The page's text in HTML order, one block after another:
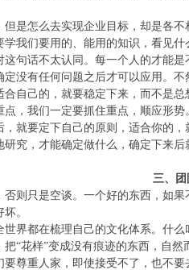
是怎么去实现企业目标，却是各
我们要用的、能用的知识，看见什
句话不太认同。每一个人的才能
没有任何问题之后才可以应用。
自己的，就要稳定下来，而不是总
，我们一定要抓住重点，顺应形
，就要定下自己的原则，适合你的
究，才能确定做什么，确定下来
三、团
否则只是空谈。一个好的东西，如
。
界都在梳理自己的文化体系。什
“花样”变成没有痕迹的东西，自然
尊重人家，即使接受不了，也不